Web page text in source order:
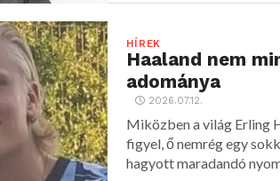
HÍREK
Haaland nem
adománya
2026.07.12.
Miközben a világ Erling
figyel, ő nemrég egy
hagyott maradandó